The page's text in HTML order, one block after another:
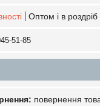
Оптом і в роздріб
51-85
повернення